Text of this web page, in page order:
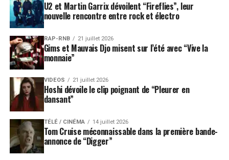
U2 et Martin Garrix dévoilent “Fireflies”, leur
nouvelle rencontre entre rock et électro
RAP-RNB 21 juillet 2026
Gims et Mauvais Djo misent sur l’été avec “Vive la
monnaie”
VIDEOS 21 juillet 2026
Hoshi dévoile le clip poignant de “Pleurer en
dansant”
TÉLÉ / CINÉMA 14 juillet 2026
Tom Cruise méconnaissable dans la première bande-
annonce de “Digger”